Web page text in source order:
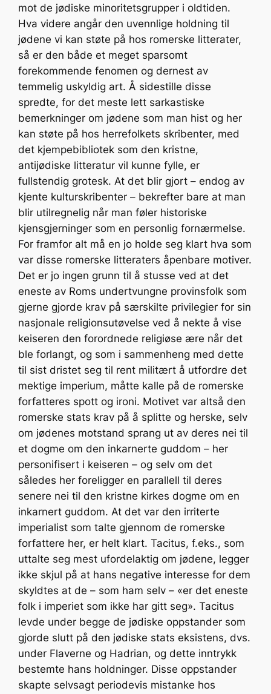
mot de jødiske minoritetsgrupper i oldtiden.
Hva videre angår den uvennlige holdning til
jødene vi kan støte på hos romerske litterater,
så er den både et meget sparsomt
forekommende fenomen og dernest av
temmelig uskyldig art. Å sidestille disse
spredte, for det meste lett sarkastiske
bemerkninger om jødene som man hist og her
kan støte på hos herrefolkets skribenter, med
det kjempebibliotek som den kristne,
antijødiske litteratur vil kunne fylle, er
fullstendig grotesk. At det blir gjort – endog av
kjente kulturskribenter – bekrefter bare at man
blir utilregnelig når man føler historiske
kjensgjerninger som en personlig fornærmelse.
For framfor alt må en jo holde seg klart hva som
var disse romerske litteraters åpenbare motiver.
Det er jo ingen grunn til å stusse ved at det
eneste av Roms undertvungne provinsfolk som
gjerne gjorde krav på særskilte privilegier for sin
nasjonale religionsutøvelse ved å nekte å vise
keiseren den forordnede religiøse ære når det
ble forlangt, og som i sammenheng med dette
til sist dristet seg til rent militært å utfordre det
mektige imperium, måtte kalle på de romerske
forfatteres spott og ironi. Motivet var altså den
romerske stats krav på å splitte og herske, selv
om jødenes motstand sprang ut av deres nei til
et dogme om den inkarnerte guddom – her
personifisert i keiseren – og selv om det
således her foreligger en parallell til deres
senere nei til den kristne kirkes dogme om en
inkarnert guddom. At det var den irriterte
imperialist som talte gjennom de romerske
forfattere her, er helt klart. Tacitus, f.eks., som
uttalte seg mest ufordelaktig om jødene, legger
ikke skjul på at hans negative interesse for dem
skyldtes at de – som ham selv – «er det eneste
folk i imperiet som ikke har gitt seg». Tacitus
levde under begge de jødiske oppstander som
gjorde slutt på den jødiske stats eksistens, dvs.
under Flaverne og Hadrian, og dette inntrykk
bestemte hans holdninger. Disse oppstander
skapte selvsagt periodevis mistanke hos